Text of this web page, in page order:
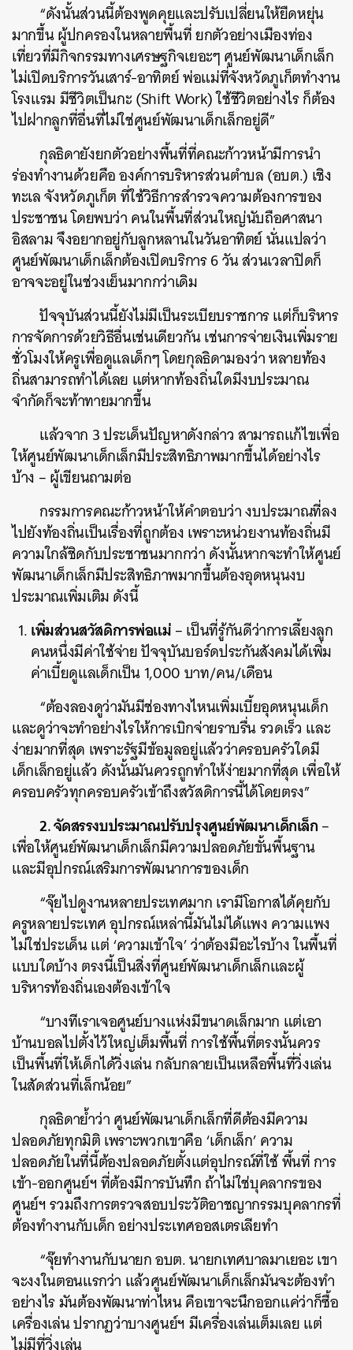
“ดังนั้นส่วนนี้ต้องพูดคุยและปรับเปลี่ยนให้ยืดหยุ่น
มากขึ้น ผู้ปกครองในหลายพื้นที่ ยกตัวอย่างเมืองท่อง
เที่ยวที่มีกิจกรรมทางเศรษฐกิจเยอะๆ ศูนย์พัฒนาเด็กเล็ก
ไม่เปิดบริการวันเสาร์-อาทิตย์ พ่อแม่ที่จังหวัดภูเก็ตทำงาน
โรงแรม มีชีวิตเป็นกะ (Shift Work) ใช้ชีวิตอย่างไร ก็ต้อง
ไปฝากลูกที่อื่นที่ไม่ใช่ศูนย์พัฒนาเด็กเล็กอยู่ดี”
กุลธิดายังยกตัวอย่างพื้นที่ที่คณะก้าวหน้ามีการนำ
ร่องทำงานด้วยคือ องค์การบริหารส่วนตำบล (อบต.) เชิง
ทะเล จังหวัดภูเก็ต ที่ใช้วิธีการสำรวจความต้องการของ
ประชาชน โดยพบว่า คนในพื้นที่ส่วนใหญ่นับถือศาสนา
อิสลาม จึงอยากอยู่กับลูกหลานในวันอาทิตย์ นั่นแปลว่า
ศูนย์พัฒนาเด็กเล็กต้องเปิดบริการ 6 วัน ส่วนเวลาปิดก็
อาจจะอยู่ในช่วงเย็นมากกว่าเดิม
ปัจจุบันส่วนนี้ยังไม่มีเป็นระเบียบราชการ แต่ก็บริหาร
การจัดการด้วยวิธีอื่นเช่นเดียวกัน เช่นการจ่ายเงินเพิ่มราย
ชั่วโมงให้ครูเพื่อดูแลเด็กๆ โดยกุลธิดามองว่า หลายท้อง
ถิ่นสามารถทำได้เลย แต่หากท้องถิ่นใดมีงบประมาณ
จำกัดก็จะท้าทายมากขึ้น
แล้วจาก 3 ประเด็นปัญหาดังกล่าว สามารถแก้ไขเพื่อ
ให้ศูนย์พัฒนาเด็กเล็กมีประสิทธิภาพมากขึ้นได้อย่างไร
บ้าง – ผู้เขียนถามต่อ
กรรมการคณะก้าวหน้าให้คำตอบว่า งบประมาณที่ลง
ไปยังท้องถิ่นเป็นเรื่องที่ถูกต้อง เพราะหน่วยงานท้องถิ่นมี
ความใกล้ชิดกับประชาชนมากกว่า ดังนั้นหากจะทำให้ศูนย์
พัฒนาเด็กเล็กมีประสิทธิภาพมากขึ้นต้องอุดหนุนงบ
ประมาณเพิ่มเติม ดังนี้
เพิ่มส่วนสวัสดิการพ่อแม่– เป็นที่รู้กันดีว่าการเลี้ยงลูก
คนหนึ่งมีค่าใช้จ่าย ปัจจุบันบอร์ดประกันสังคมได้เพิ่ม
ค่าเบี้ยดูแลเด็กเป็น 1,000 บาท/คน/เดือน
“ต้องลองดูว่ามันมีช่องทางไหนเพิ่มเบี้ยอุดหนุนเด็ก
และดูว่าจะทำอย่างไรให้การเบิกจ่ายราบรื่น รวดเร็ว และ
ง่ายมากที่สุด เพราะรัฐมีข้อมูลอยู่แล้วว่าครอบครัวใดมี
เด็กเล็กอยู่แล้ว ดังนั้นมันควรถูกทำให้ง่ายมากที่สุด เพื่อให้
ครอบครัวทุกครอบครัวเข้าถึงสวัสดิการนี้ได้โดยตรง”
2. จัดสรรงบประมาณปรับปรุงศูนย์พัฒนาเด็กเล็ก–
เพื่อให้ศูนย์พัฒนาเด็กเล็กมีความปลอดภัยขั้นพื้นฐาน
และมีอุปกรณ์เสริมการพัฒนาการของเด็ก
“จุ๊ยไปดูงานหลายประเทศมาก เรามีโอกาสได้คุยกับ
ครูหลายประเทศ อุปกรณ์เหล่านี้มันไม่ได้แพง ความแพง
ไม่ใช่ประเด็น แต่ ‘ความเข้าใจ’ ว่าต้องมีอะไรบ้าง ในพื้นที่
แบบใดบ้าง ตรงนี้เป็นสิ่งที่ศูนย์พัฒนาเด็กเล็กและผู้
บริหารท้องถิ่นเองต้องเข้าใจ
“บางทีเราเจอศูนย์บางแห่งมีขนาดเล็กมาก แต่เอา
บ้านบอลไปตั้งไว้ใหญ่เต็มพื้นที่ การใช้พื้นที่ตรงนั้นควร
เป็นพื้นที่ให้เด็กได้วิ่งเล่น กลับกลายเป็นเหลือพื้นที่วิ่งเล่น
ในสัดส่วนที่เล็กน้อย”
กุลธิดาย้ำว่า ศูนย์พัฒนาเด็กเล็กที่ดีต้องมีความ
ปลอดภัยทุกมิติ เพราะพวกเขาคือ ‘เด็กเล็ก’ ความ
ปลอดภัยในที่นี้ต้องปลอดภัยตั้งแต่อุปกรณ์ที่ใช้ พื้นที่ การ
เข้า-ออกศูนย์ฯ ที่ต้องมีการบันทึก ถ้าไม่ใช่บุคลากรของ
ศูนย์ฯ รวมถึงการตรวจสอบประวัติอาชญากรรมบุคลากรที่
ต้องทำงานกับเด็ก อย่างประเทศออสเตรเลียทำ
“จุ๊ยทำงานกับนายก อบต. นายกเทศบาลมาเยอะ เขา
จะงงในตอนแรกว่า แล้วศูนย์พัฒนาเด็กเล็กมันจะต้องทำ
อย่างไร มันต้องพัฒนาท่าไหน คือเขาจะนึกออกแค่ว่าก็ซื้อ
เครื่องเล่น ปรากฏว่าบางศูนย์ฯ มีเครื่องเล่นเต็มเลย แต่
SHARE TWEET LINE EMAIL